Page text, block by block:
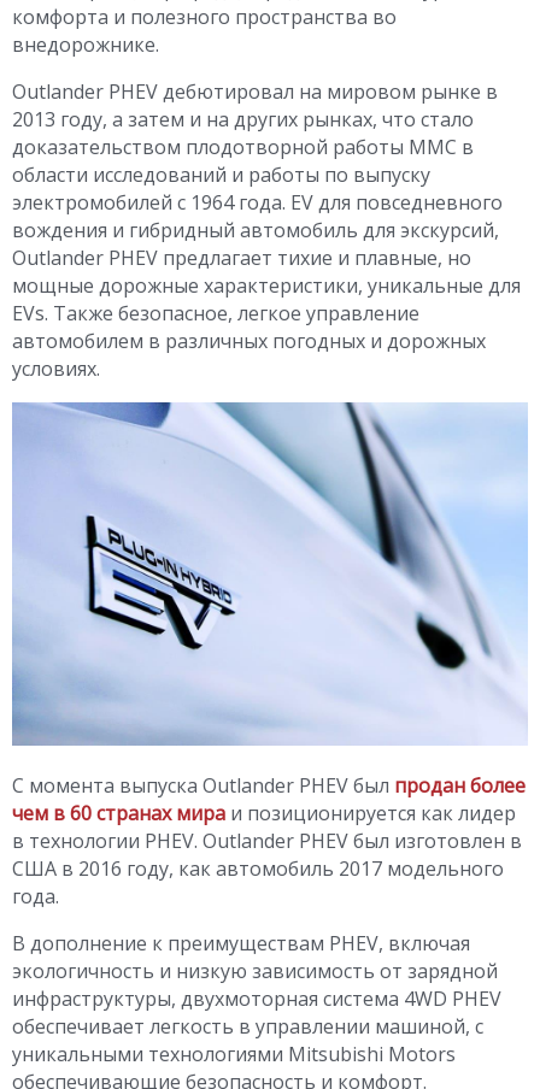
комфорта и полезного пространства во
внедорожнике.
Outlander PHEV дебютировал на мировом рынке в
2013 году, а затем и на других рынках, что стало
доказательством плодотворной работы MMC в
области исследований и работы по выпуску
электромобилей с 1964 года. EV для повседневного
вождения и гибридный автомобиль для экскурсий,
Outlander PHEV предлагает тихие и плавные, но
мощные дорожные характеристики, уникальные для
EVs. Также безопасное, легкое управление
автомобилем в различных погодных и дорожных
условиях.
С момента выпуска Outlander PHEV был продан более
чем в 60 странах мира и позиционируется как лидер
в технологии PHEV. Outlander PHEV был изготовлен в
США в 2016 году, как автомобиль 2017 модельного
года.
В дополнение к преимуществам PHEV, включая
экологичность и низкую зависимость от зарядной
инфраструктуры, двухмоторная система 4WD PHEV
обеспечивает легкость в управлении машиной, с
уникальными технологиями Mitsubishi Motors
обеспечивающие безопасность и комфорт.